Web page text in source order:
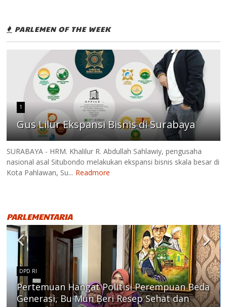
PARLEMEN OF THE WEEK
1
Gus Lilur Ekspansi Bisnis di Surabaya
SURABAYA - HRM. Khalilur R. Abdullah Sahlawiy, pengusaha
nasional asal Situbondo melakukan ekspansi bisnis skala besar di
Kota Pahlawan, Su... Readmore
PARLEMENTARIA
DPD RI
Pertemuan Hangat Politisi Perempuan Beda
Generasi, Bu Mun Beri Resep Sehat dan